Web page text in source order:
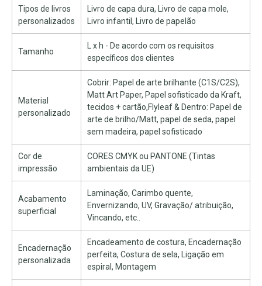
Tipos de livros
personalizados
Livro de capa dura, Livro de capa mole,
Livro infantil, Livro de papelão
Tamanho
L x h - De acordo com os requisitos
específicos dos clientes
Material
personalizado
Cobrir: Papel de arte brilhante (C1S/C2S),
Matt Art Paper, Papel sofisticado da Kraft,
tecidos + cartão,Flyleaf & Dentro: Papel de
arte de brilho/Matt, papel de seda, papel
sem madeira, papel sofisticado
Cor de
impressão
CORES CMYK ou PANTONE (Tintas
ambientais da UE)
Acabamento
superficial
Laminação, Carimbo quente,
Envernizando, UV, Gravação/ atribuição,
Vincando, etc..
Encadernação
personalizada
Encadeamento de costura, Encadernação
perfeita, Costura de sela, Ligação em
espiral, Montagem